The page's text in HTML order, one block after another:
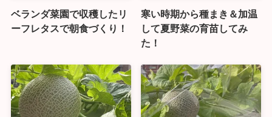
ベランダ菜園で収穫したリ
ーフレタスで朝食づくり！
寒い時期から種まき＆加温
して夏野菜の育苗してみ
た！